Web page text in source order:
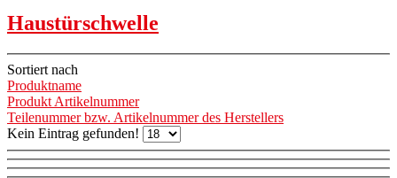
Haustürschwelle
Sortiert nach
Produktname
Produkt Artikelnummer
Teilenummer bzw. Artikelnummer des Herstellers
Kein Eintrag gefunden!